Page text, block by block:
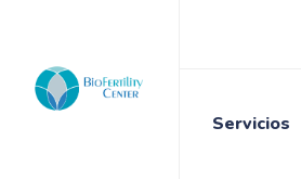
Servicios